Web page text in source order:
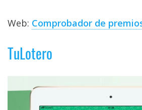
Web: Comprobador de
TuLotero